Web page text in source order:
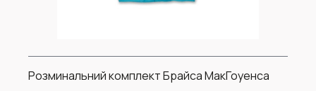
Розминальний комплект Брайса МакГоуенса